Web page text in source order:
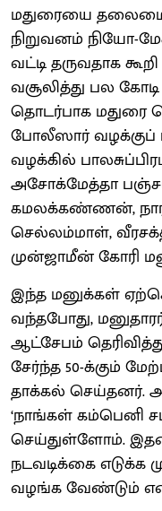
மதுரையை
நிறுவனம் நியோ-
வட்டி தருவதாக
வசூலித்து பல
தொடர்பாக மதுரை
போலீஸார் வழக்குப்
வழக்கில்
அசோக்மேத்தா
கமலக்கண்ணன்,
செல்லம்மாள்,
முன்ஜாமீன் கோரி
இந்த மனுக்கள்
வந்தபோது,
ஆட்சேபம்
சேர்ந்த 50-க்கும்
தாக்கல் செய்தனர்.
‘நாங்கள் கம்பெனி
செய்துள்ளோம்.
நடவடிக்கை எடுக்க
வழங்க வேண்டும்